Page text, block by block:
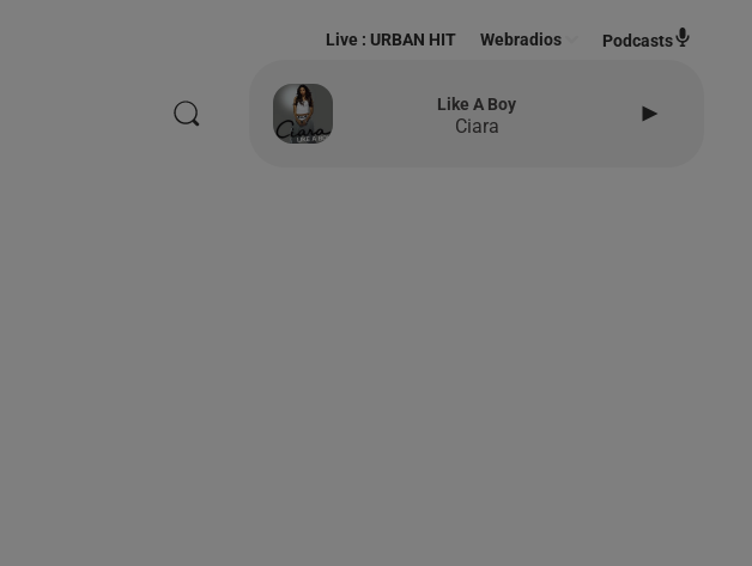
Live : URBAN HIT Webradios Podcasts
Like A Boy
Ciara